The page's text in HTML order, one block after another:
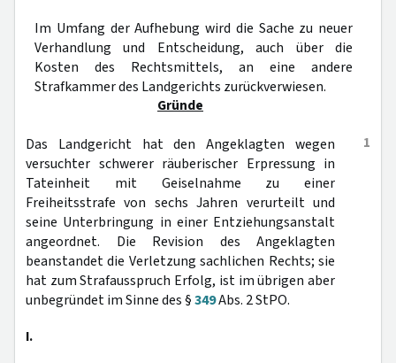
Im Umfang der Aufhebung wird die Sache zu neuer
Verhandlung und Entscheidung, auch über die
Kosten des Rechtsmittels, an eine andere
Strafkammer des Landgerichts zurückverwiesen.
Gründe
1
Das Landgericht hat den Angeklagten wegen
versuchter schwerer räuberischer Erpressung in
Tateinheit mit Geiselnahme zu einer
Freiheitsstrafe von sechs Jahren verurteilt und
seine Unterbringung in einer Entziehungsanstalt
angeordnet. Die Revision des Angeklagten
beanstandet die Verletzung sachlichen Rechts; sie
hat zum Strafausspruch Erfolg, ist im übrigen aber
unbegründet im Sinne des §349Abs. 2 StPO.
I.